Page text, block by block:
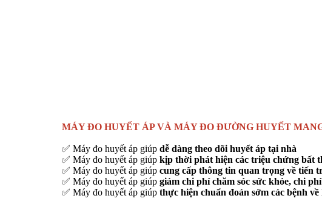
MÁY ĐO HUYẾT ÁP VÀ MÁY ĐO ĐƯỜNG HUYẾT
✅ Máy đo huyết áp giúp dễ dàng theo dõi huyết áp tại nhà
✅ Máy đo huyết áp giúp kịp thời phát hiện các triệu chứng bất
✅ Máy đo huyết áp giúp cung cấp thông tin quan trọng về tiến
✅ Máy đo huyết áp giúp giảm chi phí chăm sóc sức khỏe, chi
✅ Máy đo huyết áp giúp thực hiện chuẩn đoán sớm các bệnh về